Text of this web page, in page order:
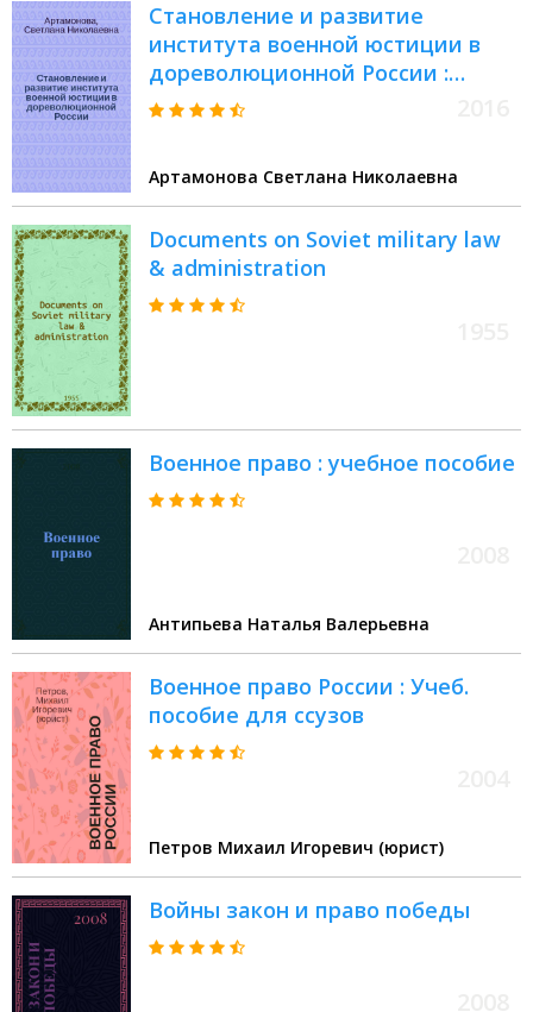
Становление и развитие
института военной юстиции в
дореволюционной России :
учебное пособие : для курсантов
специалитета "Правовое
обеспечение национальной
безопасности"
Артамонова Светлана Николаевна
Documents on Soviet military law
& administration
Военное право : учебное пособие
Антипьева Наталья Валерьевна
Военное право России : Учеб.
пособие для ссузов
Петров Михаил Игоревич (юрист)
Войны закон и право победы